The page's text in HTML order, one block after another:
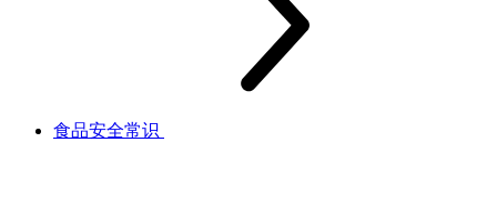
食品安全常识